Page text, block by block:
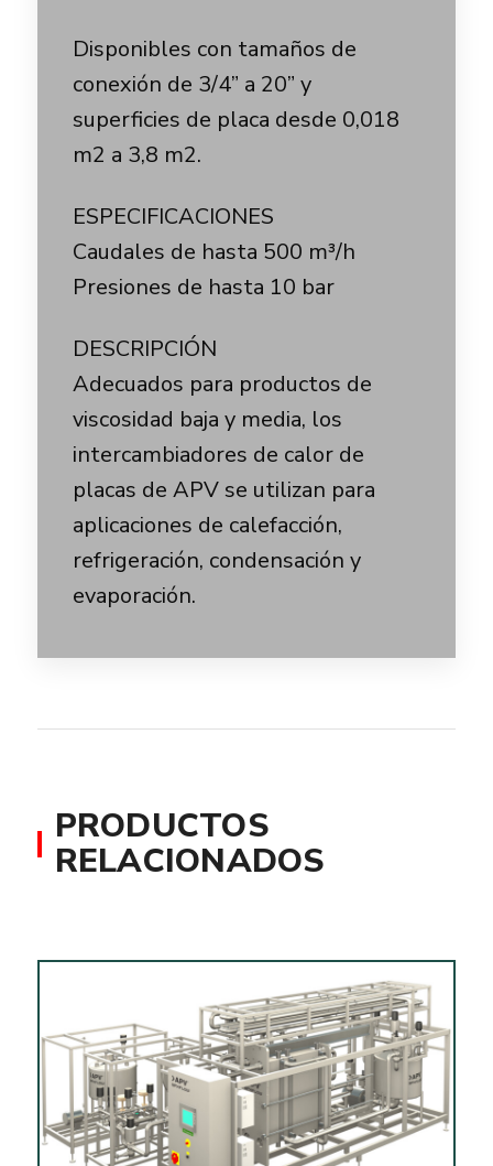
Disponibles con tamaños de
conexión de 3/4” a 20” y
superficies de placa desde 0,018
m2 a 3,8 m2.
ESPECIFICACIONES
Caudales de hasta 500 m³/h
Presiones de hasta 10 bar
DESCRIPCIÓN
Adecuados para productos de
viscosidad baja y media, los
intercambiadores de calor de
placas de APV se utilizan para
aplicaciones de calefacción,
refrigeración, condensación y
evaporación.
PRODUCTOS
RELACIONADOS